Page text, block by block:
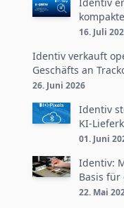
16. Juli
Identiv verkauft
Geschäfts an
26. Juni 2026
Identiv
KI-
01. Juni
Identiv:
Basis für
22. Mai